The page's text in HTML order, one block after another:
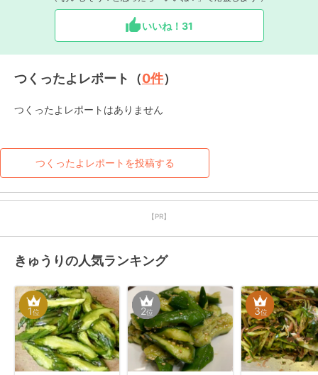
いいね！ 31
つくったよレポート（0件）
つくったよレポートはありません
つくったよレポートを投稿する
【PR】
きゅうりの人気ランキング
1位 2位 3位